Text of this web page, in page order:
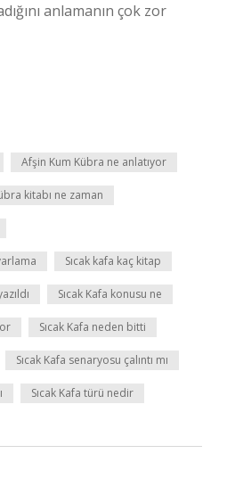
anlamanın çok zor
Afşin Kum Kübra ne anlatıyor
kitabı ne zaman
Sıcak kafa kaç kitap
Sıcak Kafa konusu ne
Sıcak Kafa neden bitti
Sıcak Kafa senaryosu çalıntı mı
Sıcak Kafa türü nedir